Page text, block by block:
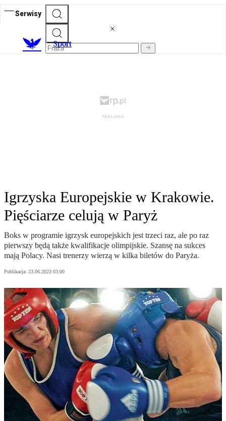
Serwisy
Sport
Igrzyska Europejskie w Krakowie.
Pięściarze celują w Paryż
Boks w programie igrzysk europejskich jest trzeci raz, ale po raz
pierwszy będą także kwalifikacje olimpijskie. Szansę na sukces
mają Polacy. Nasi trenerzy wierzą w kilka biletów do Paryża.
Publikacja: 23.06.2023 03:00